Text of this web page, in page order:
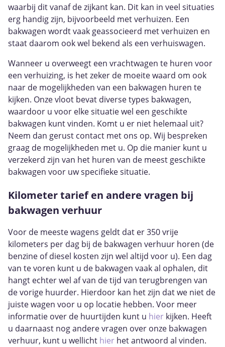
waarbij dit vanaf de zijkant kan. Dit kan in veel situaties
erg handig zijn, bijvoorbeeld met verhuizen. Een
bakwagen wordt vaak geassocieerd met verhuizen en
staat daarom ook wel bekend als een verhuiswagen.
Wanneer u overweegt een vrachtwagen te huren voor
een verhuizing, is het zeker de moeite waard om ook
naar de mogelijkheden van een bakwagen huren te
kijken. Onze vloot bevat diverse types bakwagen,
waardoor u voor elke situatie wel een geschikte
bakwagen kunt vinden. Komt u er niet helemaal uit?
Neem dan gerust contact met ons op. Wij bespreken
graag de mogelijkheden met u. Op die manier kunt u
verzekerd zijn van het huren van de meest geschikte
bakwagen voor uw specifieke situatie.
Kilometer tarief en andere vragen bij
bakwagen verhuur
Voor de meeste wagens geldt dat er 350 vrije
kilometers per dag bij de bakwagen verhuur horen (de
benzine of diesel kosten zijn wel altijd voor u). Een dag
van te voren kunt u de bakwagen vaak al ophalen, dit
hangt echter wel af van de tijd van terugbrengen van
de vorige huurder. Hierdoor kan het zijn dat we niet de
juiste wagen voor u op locatie hebben. Voor meer
informatie over de huurtijden kunt u hier kijken. Heeft
u daarnaast nog andere vragen over onze bakwagen
verhuur, kunt u wellicht hier het antwoord al vinden.